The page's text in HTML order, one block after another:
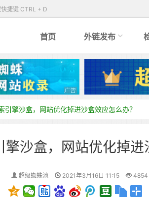
捷键 CTRL + D
首页 外链发布
引擎沙盒，网站优化掉进沙盒效应怎么办？
沙盒，网站优化掉进
超级蜘蛛池 2021年3月16日 11:15 4854